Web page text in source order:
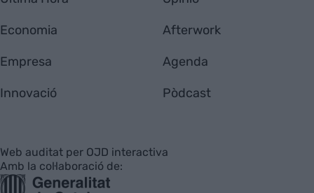
Economia
Empresa
Innovació
Afterwork
Agenda
Pòdcast
Web auditat per OJD interactiva
Amb la col·laboració de: